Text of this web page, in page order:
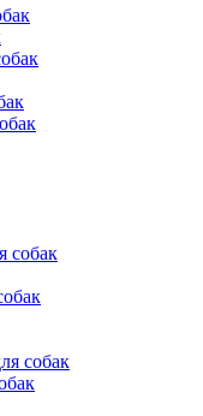
собак
собак